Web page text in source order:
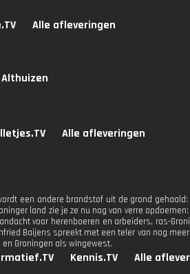
Alle afleveringen
Alle afleveringen
een andere brandstof uit de grond
land zie je ze nu nog van verre
voor herenboeren en arbeiders, ras-
Baijens spreekt met een teler van nog
Groningen als wingewest.
Kennis.TV Alle